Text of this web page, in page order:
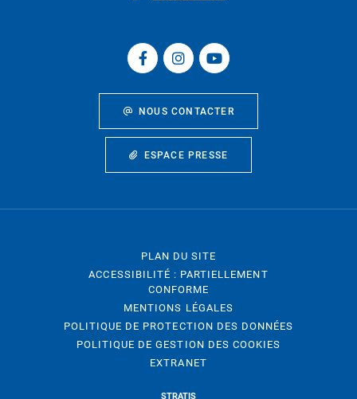
NOUS CONTACTER
ESPACE PRESSE
PLAN DU SITE
ACCESSIBILITÉ : PARTIELLEMENT
CONFORME
MENTIONS LÉGALES
POLITIQUE DE PROTECTION DES DONNÉES
POLITIQUE DE GESTION DES COOKIES
EXTRANET
STRATIS